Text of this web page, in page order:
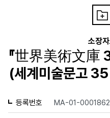
소장
『世界美術文庫
(세계미술문고
등록번호 MA-01-